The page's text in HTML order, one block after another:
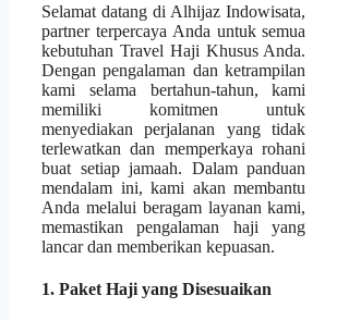
Selamat datang di Alhijaz Indowisata,
partner terpercaya Anda untuk semua
kebutuhan Travel Haji Khusus Anda.
Dengan pengalaman dan ketrampilan
kami selama bertahun-tahun, kami
memiliki komitmen untuk
menyediakan perjalanan yang tidak
terlewatkan dan memperkaya rohani
buat setiap jamaah. Dalam panduan
mendalam ini, kami akan membantu
Anda melalui beragam layanan kami,
memastikan pengalaman haji yang
lancar dan memberikan kepuasan.
1. Paket Haji yang Disesuaikan